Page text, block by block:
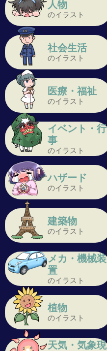
人物
のイラスト
社会生活
のイラスト
医療・福祉
のイラスト
イベント・行
事
のイラスト
ハザード
のイラスト
建築物
のイラスト
メカ・機械装
置
のイラスト
植物
のイラスト
天気・気象現